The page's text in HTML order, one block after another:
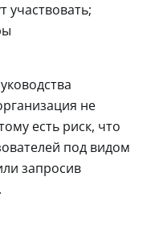
участвовать;
не
есть риск, что
под видом
запросив